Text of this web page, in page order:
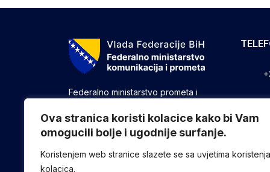
Ova stranica koristi kolacice kako bi Vam
omogucili bolje i ugodnije surfanje.
Koristenjem web stranice slazete se sa uvjetima koristenja
kolacica.
Federalno ministarstvo prometa i
druge poslove utvrđene zakonom koji
se odnose na ostvarivanje nadležnosti
Federacije u oblasti prometa i
komunikacija.